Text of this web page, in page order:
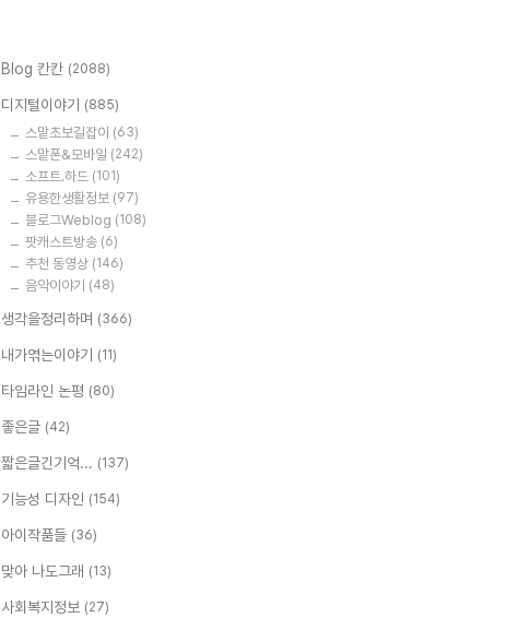
Blog 칸칸 (2088)
디지털이야기 (885)
스맡초보길잡이 (63)
스맡폰&모바일 (242)
소프트.하드 (101)
유용한생활정보 (97)
블로그Weblog (108)
팟캐스트방송 (6)
추천 동영상 (146)
음악이야기 (48)
생각을정리하며 (366)
내가엮는이야기 (11)
타임라인 논평 (80)
좋은글 (42)
짧은글긴기억... (137)
기능성 디자인 (154)
아이작품들 (36)
맞아 나도그래 (13)
사회복지정보 (27)